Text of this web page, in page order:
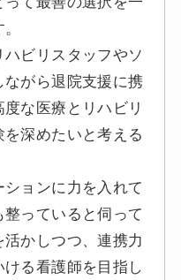
ビリスタッフやソ
がら退院支援に携
な医療とリハビリ
深めたいと考える
ョンに力を入れて
っていると伺って
かしつつ、連携力
る看護師を目指し